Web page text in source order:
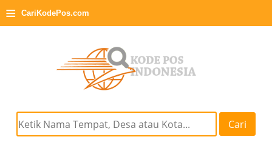
≡ CariKodePos.com
Cari